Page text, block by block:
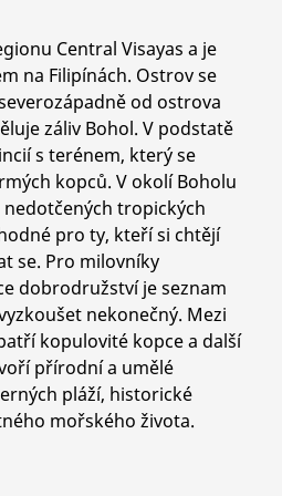
Central Visayas a je
na Filipínách. Ostrov se
od ostrova
záliv Bohol. V podstatě
s terénem, který se
kopců. V okolí Boholu
nedotčených tropických
pro ty, kteří si chtějí
se. Pro milovníky
dobrodružství je seznam
nekonečný. Mezi
kopulovité kopce a další
přírodní a umělé
pláží, historické
mořského života.